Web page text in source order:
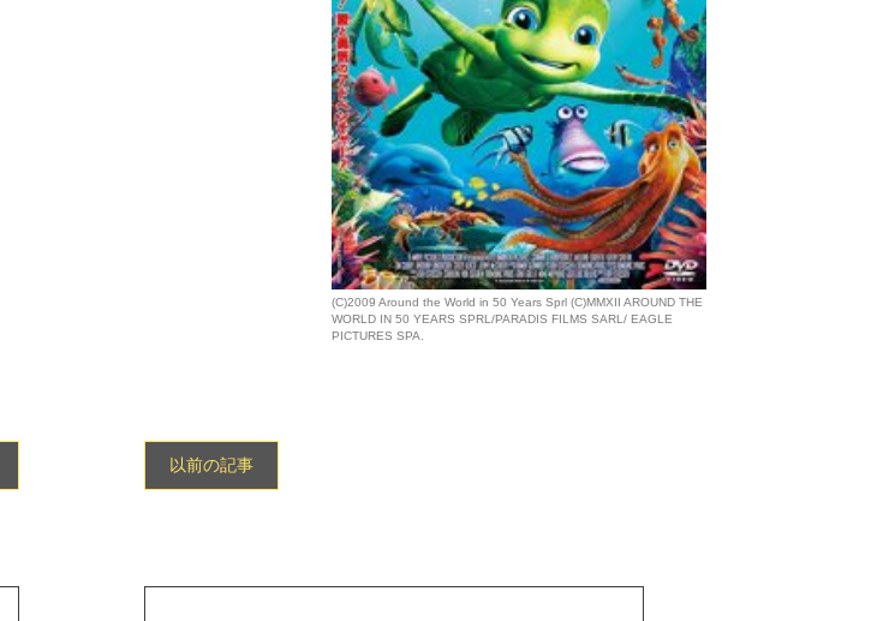
(C)2009 Around the World in 50 Years Sprl (C)MMXII AROUND THE
WORLD IN 50 YEARS SPRL/PARADIS FILMS SARL/ EAGLE
PICTURES SPA.
以前の記事